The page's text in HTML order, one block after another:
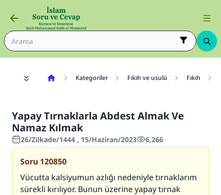
Kategoriler Fıkıh ve usulü Fıkıh
Yapay Tırnaklarla Abdest Almak Ve
Namaz Kılmak
26/Zilkade/1444 , 15/Haziran/2023 6,266
Soru 120850
Vücutta kalsiyumun azlığı nedeniyle tırnaklarım
sürekli kırılıyor. Bunun üzerine yapay tırnak